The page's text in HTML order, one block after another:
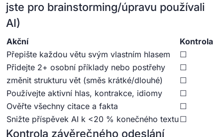
jste pro brainstorming/úpravu používali
AI)
Akční
Kontrola
Přepište každou větu svým vlastním hlasem
☐
Přidejte 2+ osobní příklady nebo postřehy
☐
změnit strukturu vět (směs krátké/dlouhé)
☐
Používejte aktivní hlas, kontrakce, idiomy
☐
Ověřte všechny citace a fakta
☐
Snižte příspěvek AI k <20 % konečného textu☐
Kontrola závěrečného odeslání